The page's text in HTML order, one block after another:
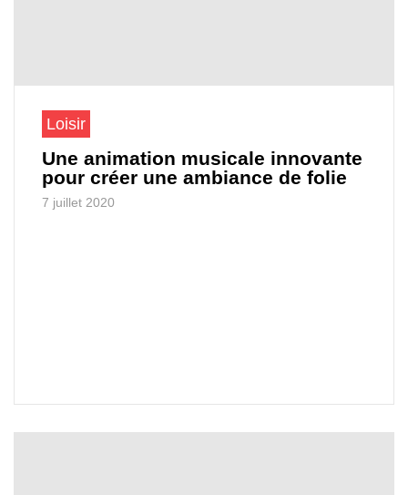
Loisir
Une animation musicale innovante
pour créer une ambiance de folie
7 juillet 2020